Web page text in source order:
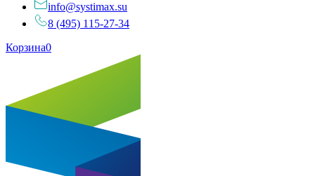
info@systimax.su
8 (495) 115-27-34
Корзина0